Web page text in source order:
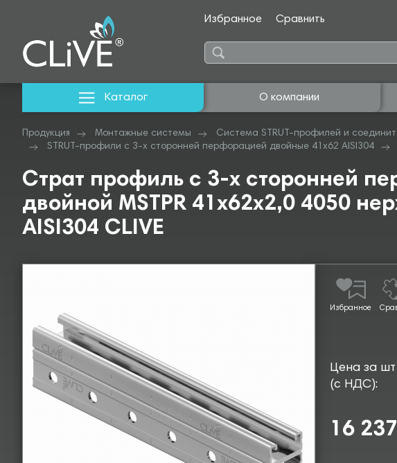
Избранное Сравнить
Каталог О компании
Продукция Монтажные системы Система STRUT-профилей и
STRUT-профили с 3-х сторонней перфорацией двойные 41х62 AISI304
Страт профиль с 3-х сторонней
двойной MSTPR 41х62х2,0 4050
AISI304 CLIVE
Избранное
Цена за шт
(с НДС):
16